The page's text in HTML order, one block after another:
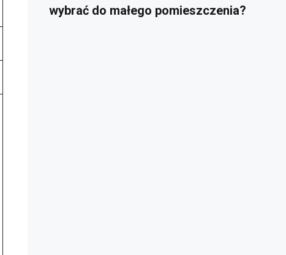
wybrać do małego pomieszczenia?